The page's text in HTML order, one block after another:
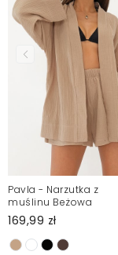
Pavla - Narzutka z
muślinu Beżowa
169,99 zł